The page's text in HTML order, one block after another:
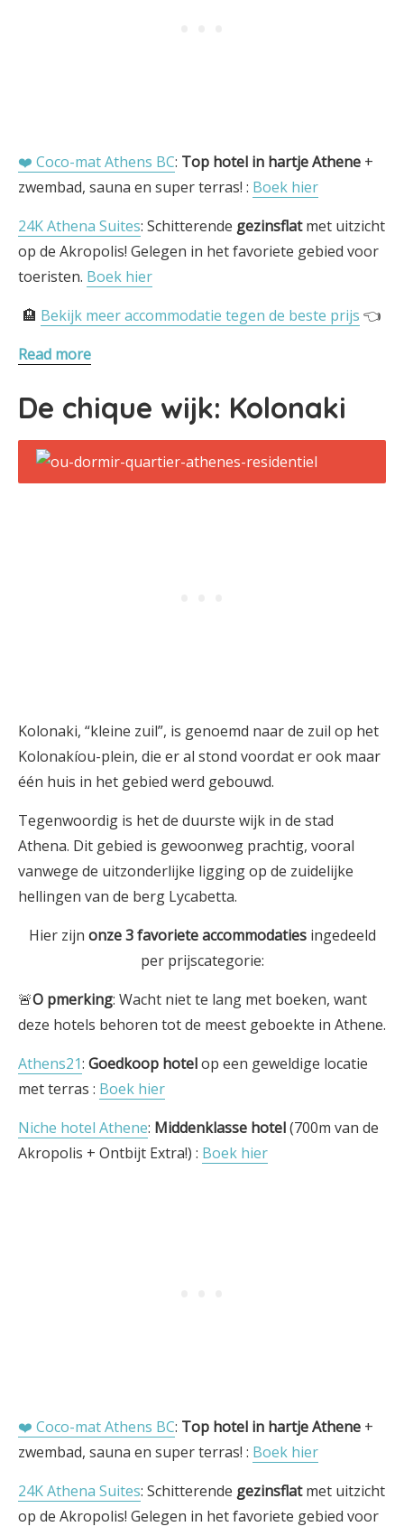
❤️ Coco-mat Athens BC: Top hotel in hartje Athene +
zwembad, sauna en super terras! : Boek hier
24K Athena Suites: Schitterende gezinsflatmet uitzicht
op de Akropolis! Gelegen in het favoriete gebied voor
toeristen. Boek hier
🏨 Bekijk meer accommodatie tegen de beste prijs 👈
Read more
De chique wijk: Kolonaki
Kolonaki, “kleine zuil”, is genoemd naar de zuil op het
Kolonakíou-plein, die er al stond voordat er ook maar
één huis in het gebied werd gebouwd.
Tegenwoordig is het de duurste wijk in de stad
Athena. Dit gebied is gewoonweg prachtig, vooral
vanwege de uitzonderlijke ligging op de zuidelijke
hellingen van de berg Lycabetta.
Hier zijn onze 3favoriete accommodaties ingedeeld
per prijscategorie:
🚨O pmerking: Wacht niet te lang met boeken, want
deze hotels behoren tot de meest geboekte in Athene.
Athens21: Goedkoop hotelop een geweldige locatie
met terras : Boek hier
Niche hotel Athene: Middenklasse hotel(700m van de
Akropolis + Ontbijt Extra!) : Boek hier
❤️ Coco-mat Athens BC: Top hotel in hartje Athene +
zwembad, sauna en super terras! : Boek hier
24K Athena Suites: Schitterende gezinsflatmet uitzicht
op de Akropolis! Gelegen in het favoriete gebied voor